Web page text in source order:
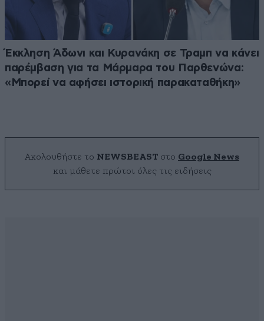
Έκκληση Άδωνι και Κυρανάκη σε Τραμπ να κάνει
παρέμβαση για τα Μάρμαρα του Παρθενώνα:
«Μπορεί να αφήσει ιστορική παρακαταθήκη»
Ακολουθήστε το NEWSBEAST στο Google News
και μάθετε πρώτοι όλες τις ειδήσεις